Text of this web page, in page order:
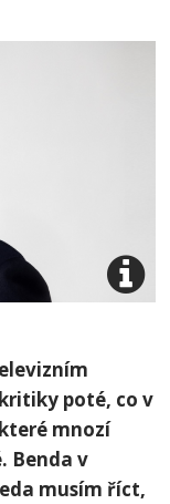
poté, co v
mnozí
Benda v
musím říct,